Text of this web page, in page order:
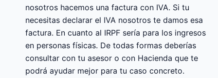
nosotros hacemos una factura con IVA. Si tu
necesitas declarar el IVA nosotros te damos esa
factura. En cuanto al IRPF sería para los ingresos
en personas físicas. De todas formas deberías
consultar con tu asesor o con Hacienda que te
podrá ayudar mejor para tu caso concreto.